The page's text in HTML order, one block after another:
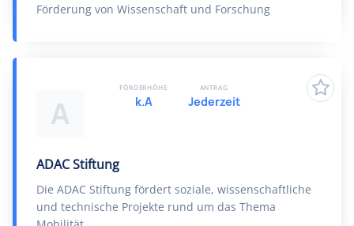
Förderung von Wissenschaft und Forschung
A
ADAC Stiftung
Die ADAC Stiftung fördert soziale, wissenschaftliche
und technische Projekte rund um das Thema
FÖRDERHÖHE
k.A
ANTRAG
Jederzeit